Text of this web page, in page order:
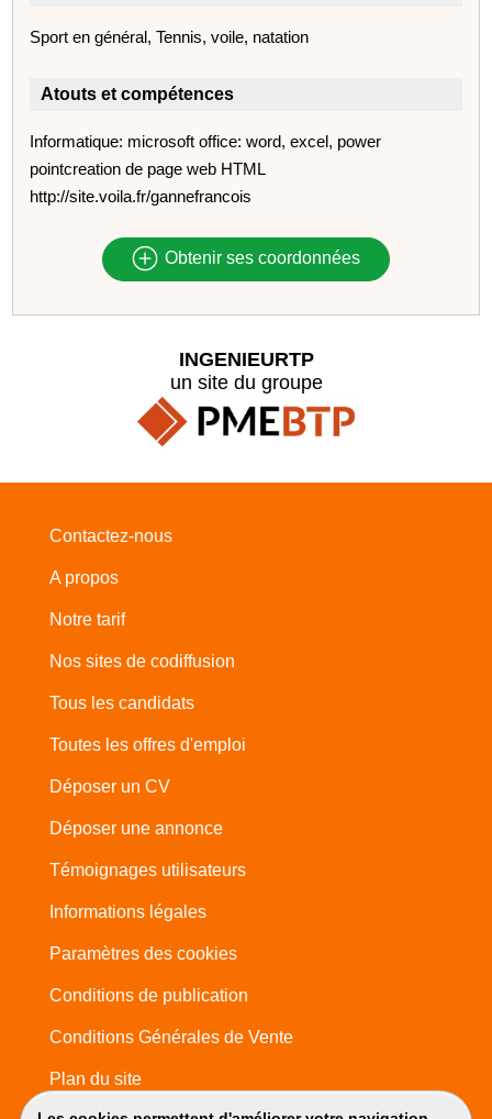
Sport en général, Tennis, voile, natation
Atouts et compétences
Informatique: microsoft office: word, excel, power
pointcreation de page web HTML
http://site.voila.fr/gannefrancois
Obtenir ses coordonnées
INGENIEURTP
un site du groupe
Contactez-nous
A propos
Notre tarif
Nos sites de codiffusion
Tous les candidats
Toutes les offres d'emploi
Déposer un CV
Déposer une annonce
Témoignages utilisateurs
Informations légales
Paramètres des cookies
Conditions de publication
Conditions Générales de Vente
Plan du site